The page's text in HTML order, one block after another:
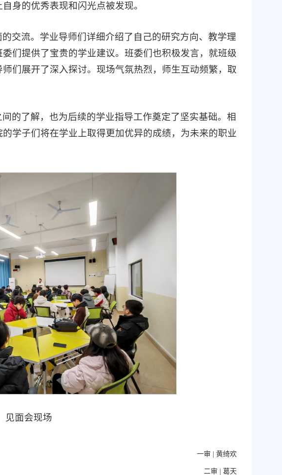
身的优秀表现和闪光点被发现。
交流。学业导师们详细介绍了自己的研究方向、教学理
们提供了宝贵的学业建议。班委们也积极发言，就班级
们展开了深入探讨。现场气氛热烈，师生互动频繁，取
的了解，也为后续的学业指导工作奠定了坚实基础。相
学子们将在学业上取得更加优异的成绩，为未来的职业
见面会现场
一审 | 黄绮欢
二审 | 葛天